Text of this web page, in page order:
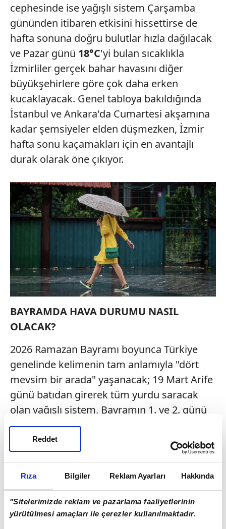
Rıza Bilgiler Reklam Ayarları Hakkında
"Sitelerimizde reklam ve pazarlama faaliyetlerinin
yürütülmesi amaçları ile çerezler kullanılmaktadır.
Reddet
cephesinde ise yağışlı sistem Çarşamba
gününden itibaren etkisini hissettirse de
hafta sonuna doğru bulutlar hızla dağılacak
ve Pazar günü 18°C'yi bulan sıcaklıkla
İzmirliler gerçek bahar havasını diğer
büyükşehirlere göre çok daha erken
kucaklayacak. Genel tabloya bakıldığında
İstanbul ve Ankara'da Cumartesi akşamına
kadar şemsiyeler elden düşmezken, İzmir
hafta sonu kaçamakları için en avantajlı
durak olarak öne çıkıyor.
BAYRAMDA HAVA DURUMU NASIL
OLACAK?
2026 Ramazan Bayramı boyunca Türkiye
genelinde kelimenin tam anlamıyla "dört
mevsim bir arada" yaşanacak; 19 Mart Arife
günü batıdan girerek tüm yurdu saracak
olan yağışlı sistem, Bayramın 1. ve 2. günü
(20-21 Mart) etkisini iyice artırarak özellikle
İç Anadolu ve Akdeniz hattında kuvvetli
sağanaklara, Doğu Anadolu'nun yüksek
kesimlerinde (Erzurum, Kars, Ardahan) ise
Bayramın son günü olan 22 Mart Pazar
itibarıyla yağışlar batı bölgelerimizi terk